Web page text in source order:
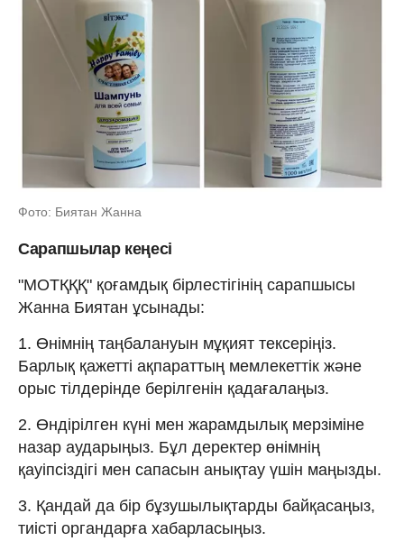
Фото: Биятан Жанна
Сарапшылар кеңесі
"МОТҚҚҚ" қоғамдық бірлестігінің сарапшысы
Жанна Биятан ұсынады:
1. Өнімнің таңбалануын мұқият тексеріңіз.
Барлық қажетті ақпараттың мемлекеттік және
орыс тілдерінде берілгенін қадағалаңыз.
2. Өндірілген күні мен жарамдылық мерзіміне
назар аударыңыз. Бұл деректер өнімнің
қауіпсіздігі мен сапасын анықтау үшін маңызды.
3. Қандай да бір бұзушылықтарды байқасаңыз,
тиісті органдарға хабарласыңыз.